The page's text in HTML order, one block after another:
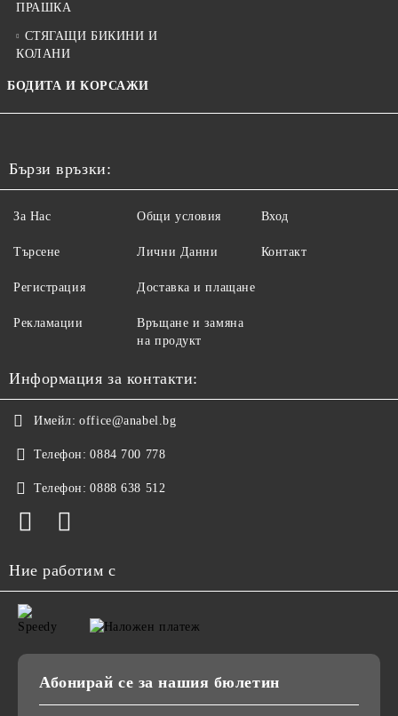
ПРАШКА
СТЯГАЩИ БИКИНИ И
КОЛАНИ
БОДИТА И КОРСАЖИ
Бързи връзки:
За Нас
Търсене
Регистрация
Рекламации
Общи условия
Лични Данни
Доставка и плащане
Връщане и замяна
на продукт
Вход
Контакт
Информация за контакти:
Имейл: office@anabel.bg
Телефон: 0884 700 778
Телефон: 0888 638 512
Ние работим с
Абонирай се за нашия бюлетин